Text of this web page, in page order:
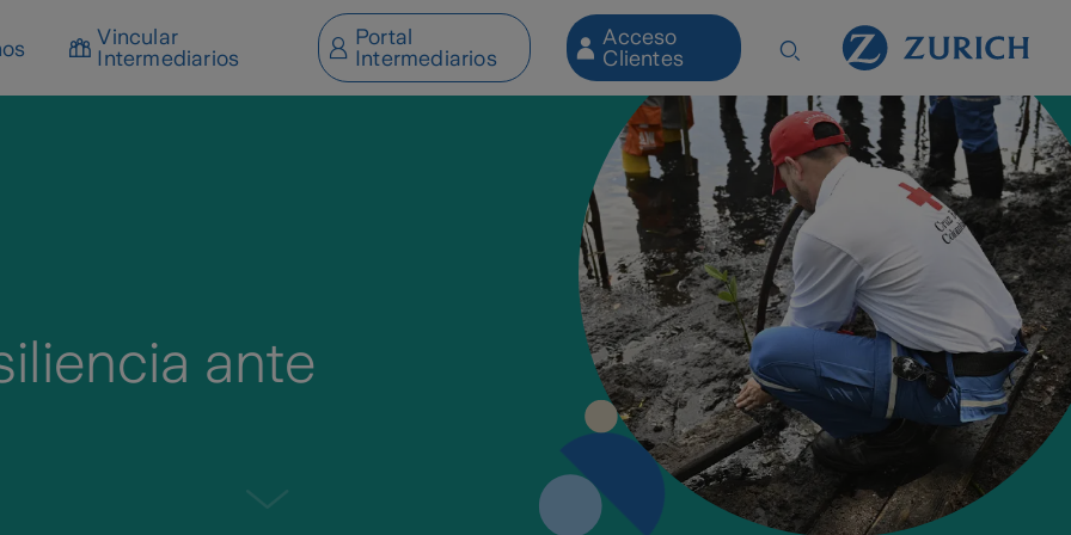
Vincular
Intermediarios
Portal
Intermediarios
Acceso
Clientes
ante